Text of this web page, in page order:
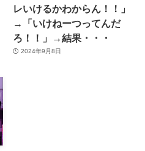
レいけるかわからん！！」
→「いけねーつってんだ
ろ！！」→結果・・・
2024年9月8日